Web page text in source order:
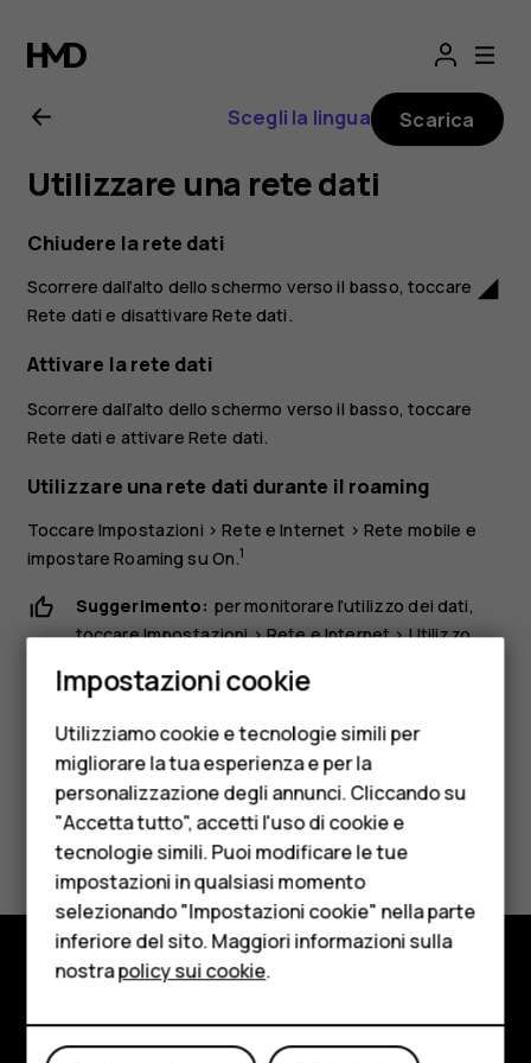
Manuale
d’uso
del
Nokia
3.1
Plus
Smartphone
Cellulari
Telefoni per anziani
Accessori
HMD Terra M
Per le imprese
Tablet
Negozio
Scegli la lingua Scarica
Utilizzare una rete dati
Chiudere la rete dati
Scorrere dall’alto dello schermo verso il basso, toccare network_cell
Rete dati e disattivareRete dati.
Attivare la rete dati
Scorrere dall’alto dello schermo verso il basso, toccare
Rete dati e attivare Rete dati.
Utilizzare una rete dati durante il roaming
ToccareImpostazioni >Rete e Internet > Rete mobile e
impostareRoaming su On.1
Suggerimento: per monitorare l’utilizzo dei dati,
toccareImpostazioni>Rete e Internet>Utilizzo
Ti è stato d'aiuto?
Sì No
Informazioni su
Impostazioni cookie
Utilizziamo cookie e tecnologie simili per
migliorare la tua esperienza e per la
personalizzazione degli annunci. Cliccando su
"Accetta tutto", accetti l'uso di cookie e
tecnologie simili. Puoi modificare le tue
impostazioni in qualsiasi momento
selezionando "Impostazioni cookie" nella parte
inferiore del sito. Maggiori informazioni sulla
nostrapolicy sui cookie.